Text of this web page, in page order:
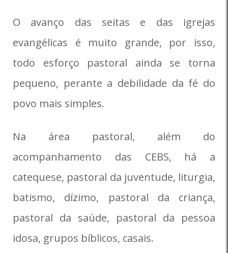
O avanço das seitas e das igrejas
evangélicas é muito grande, por isso,
todo esforço pastoral ainda se torna
pequeno, perante a debilidade da fé do
povo mais simples.
Na área pastoral, além do
acompanhamento das CEBS, há a
catequese, pastoral da juventude, liturgia,
batismo, dízimo, pastoral da criança,
pastoral da saúde, pastoral da pessoa
idosa, grupos bíblicos, casais.